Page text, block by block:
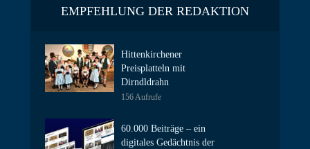
EMPFEHLUNG DER REDAKTION
Hittenkirchener
Preisplatteln mit
Dirndldrahn
156 Aufrufe
60.000 Beiträge – ein
digitales Gedächtnis der